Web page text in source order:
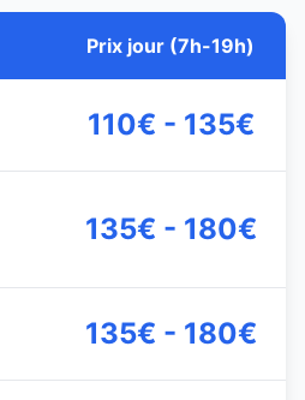
Prix jour (7h-19h)
110€ - 135€
135€ - 180€
135€ - 180€